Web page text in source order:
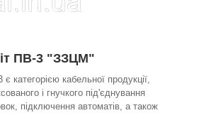
ПВ-3 "ЗЗЦМ"
категорією кабельної продукції,
і гнучкого під'єднування
підключення автоматів, а також